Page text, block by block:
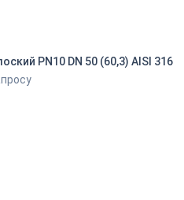
Фланец плоский PN10 DN 50 (60,3) AISI 316